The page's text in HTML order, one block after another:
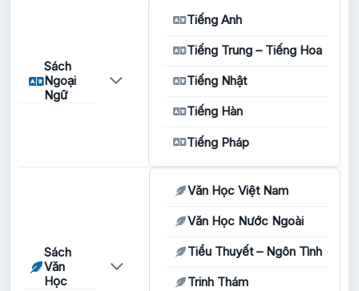
Sách
Ngoại
Ngữ
Tiếng Anh
Tiếng Trung – Tiếng Hoa
Tiếng Nhật
Tiếng Hàn
Tiếng Pháp
Sách
Văn
Học
Văn Học Việt Nam
Văn Học Nước Ngoài
Tiểu Thuyết – Ngôn Tình
Trinh Thám